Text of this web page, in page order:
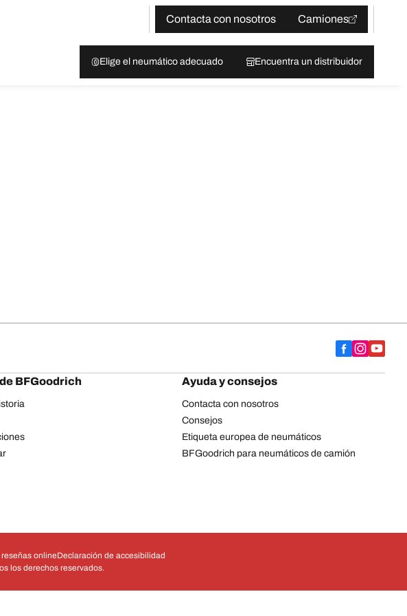
Contacta con nosotros
Camiones
Elige el neumático adecuado Encuentra un distribuidor
BFGoodrich Ayuda y consejos
Contacta con nosotros
Consejos
Etiqueta europea de neumáticos
BFGoodrich para neumáticos de camión
onlineDeclaración de accesibilidad
los derechos reservados.